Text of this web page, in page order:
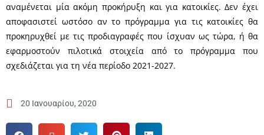
αναμένεται μία ακόμη προκήρυξη και για κατοικίες. Δεν έχει
αποφασιστεί ωστόσο αν το πρόγραμμα για τις κατοικίες θα
προκηρυχθεί με τις προδιαγραφές που ίσχυαν ως τώρα, ή θα
εφαρμοστούν πιλοτικά στοιχεία από το πρόγραμμα που
σχεδιάζεται για τη νέα περίοδο 2021-2027.
20 Ιανουαρίου, 2020